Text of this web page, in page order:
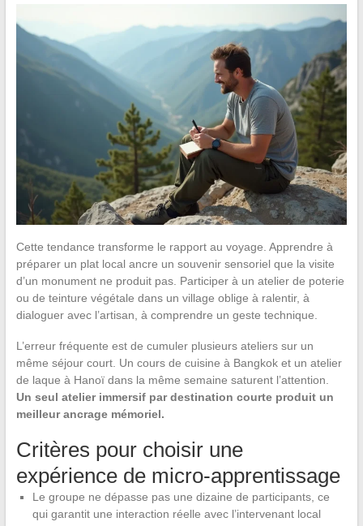
Cette tendance transforme le rapport au voyage. Apprendre à
préparer un plat local ancre un souvenir sensoriel que la visite
d’un monument ne produit pas. Participer à un atelier de poterie
ou de teinture végétale dans un village oblige à ralentir, à
dialoguer avec l’artisan, à comprendre un geste technique.
L’erreur fréquente est de cumuler plusieurs ateliers sur un
même séjour court. Un cours de cuisine à Bangkok et un atelier
de laque à Hanoï dans la même semaine saturent l’attention.
Un seul atelier immersif par destination courte produit un
meilleur ancrage mémoriel.
Critères pour choisir une
expérience de micro-apprentissage
Le groupe ne dépasse pas une dizaine de participants, ce
qui garantit une interaction réelle avec l’intervenant local